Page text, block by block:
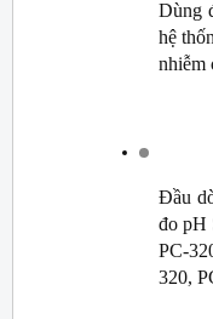
Dùng
hệ
Đầu
đo pH
PC-
320,